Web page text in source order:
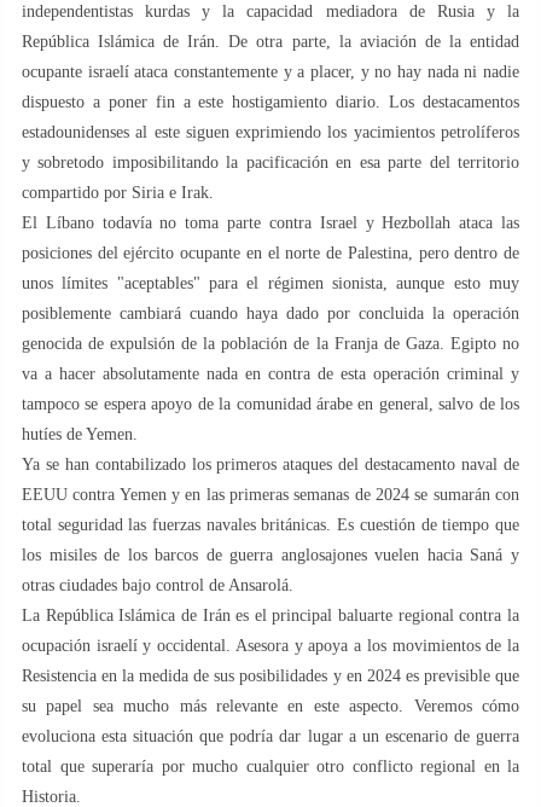
independentistas kurdas y la capacidad mediadora de Rusia y la
República Islámica de Irán. De otra parte, la aviación de la entidad
ocupante israelí ataca constantemente y a placer, y no hay nada ni nadie
dispuesto a poner fin a este hostigamiento diario. Los destacamentos
estadounidenses al este siguen exprimiendo los yacimientos petrolíferos
y sobretodo imposibilitando la pacificación en esa parte del territorio
compartido por Siria e Irak.
El Líbano todavía no toma parte contra Israel y Hezbollah ataca las
posiciones del ejército ocupante en el norte de Palestina, pero dentro de
unos límites "aceptables" para el régimen sionista, aunque esto muy
posiblemente cambiará cuando haya dado por concluida la operación
genocida de expulsión de la población de la Franja de Gaza. Egipto no
va a hacer absolutamente nada en contra de esta operación criminal y
tampoco se espera apoyo de la comunidad árabe en general, salvo de los
hutíes de Yemen.
Ya se han contabilizado los primeros ataques del destacamento naval de
EEUU contra Yemen y en las primeras semanas de 2024 se sumarán con
total seguridad las fuerzas navales británicas. Es cuestión de tiempo que
los misiles de los barcos de guerra anglosajones vuelen hacia Saná y
otras ciudades bajo control de Ansarolá.
La República Islámica de Irán es el principal baluarte regional contra la
ocupación israelí y occidental. Asesora y apoya a los movimientos de la
Resistencia en la medida de sus posibilidades y en 2024 es previsible que
su papel sea mucho más relevante en este aspecto. Veremos cómo
evoluciona esta situación que podría dar lugar a un escenario de guerra
total que superaría por mucho cualquier otro conflicto regional en la
Historia.